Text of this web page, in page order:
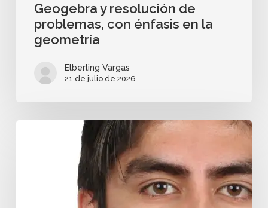
Geogebra y resolución de
problemas, con énfasis en la
geometría
Elberling Vargas
21 de julio de 2026